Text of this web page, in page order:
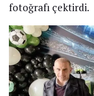
fotoğrafı çektirdi.